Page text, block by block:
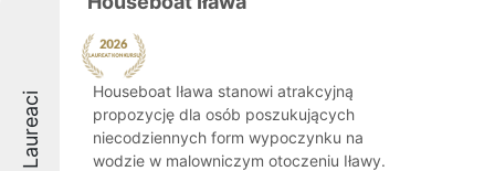
Laureaci
Houseboat Iława stanowi atrakcyjną
propozycję dla osób poszukujących
niecodziennych form wypoczynku na
wodzie w malowniczym otoczeniu Iławy.